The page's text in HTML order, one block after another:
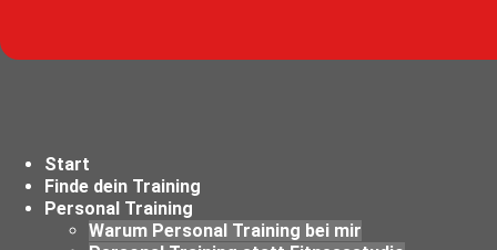
Start
Finde dein Training
Personal Training
Warum Personal Training bei mir